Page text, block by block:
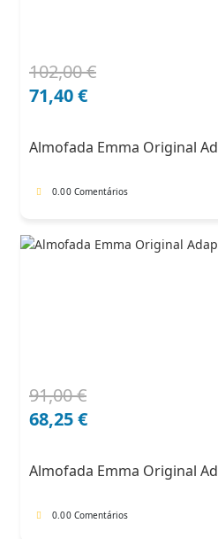
102,00€
O
preço
102,00 €.
71,40€
O
preço
71,40 €.
Almofada Emma Original
0.00 Comentários
91,00€
O
preço
91,00 €.
68,25€
O
preço
68,25 €.
Almofada Emma Original
0.00 Comentários